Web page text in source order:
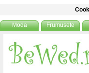
Moda Frumusete